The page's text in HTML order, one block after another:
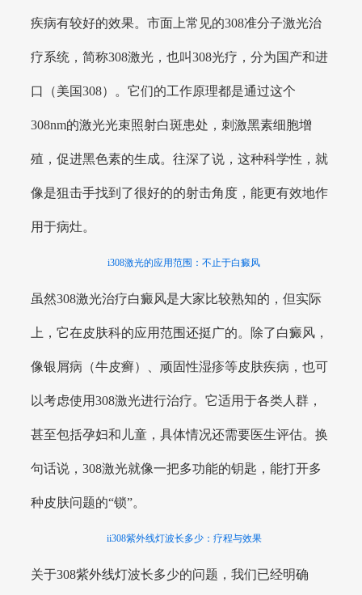
疾病有较好的效果。市面上常见的308准分子激光治
疗系统，简称308激光，也叫308光疗，分为国产和进
口（美国308）。它们的工作原理都是通过这个
308nm的激光光束照射白斑患处，刺激黑素细胞增
殖，促进黑色素的生成。往深了说，这种科学性，就
像是狙击手找到了很好的的射击角度，能更有效地作
用于病灶。
i308激光的应用范围：不止于白癜风
虽然308激光治疗白癜风是大家比较熟知的，但实际
上，它在皮肤科的应用范围还挺广的。除了白癜风，
像银屑病（牛皮癣）、顽固性湿疹等皮肤疾病，也可
以考虑使用308激光进行治疗。它适用于各类人群，
甚至包括孕妇和儿童，具体情况还需要医生评估。换
句话说，308激光就像一把多功能的钥匙，能打开多
种皮肤问题的“锁”。
ii308紫外线灯波长多少：疗程与效果
关于308紫外线灯波长多少的问题，我们已经明确